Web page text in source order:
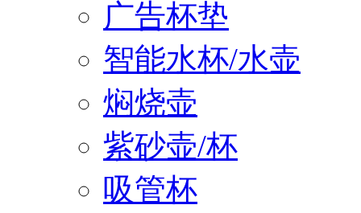
广告杯垫
智能水杯/水壶
焖烧壶
紫砂壶/杯
吸管杯